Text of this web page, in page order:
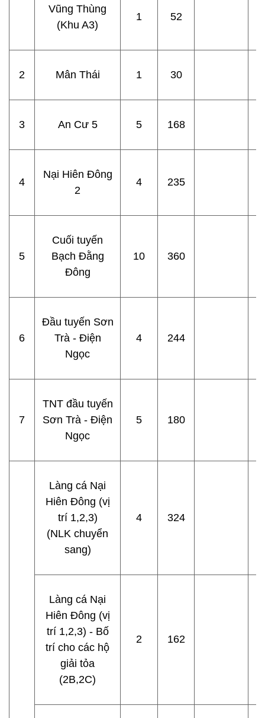
Vũng Thùng
(Khu A3)
1 52
2 Mân Thái 1 30
3 An Cư 5 5 168
4
Nại Hiên Đông
2
4 235
5
Cuối tuyến
Bạch Đằng
Đông
10 360
6
Đầu tuyến Sơn
Trà - Điện
Ngọc
4 244
7
TNT đầu tuyến
Sơn Trà - Điện
Ngọc
5 180
Làng cá Nại
Hiên Đông (vị
trí 1,2,3)
(NLK chuyển
sang)
4 324
Làng cá Nại
Hiên Đông (vị
trí 1,2,3) - Bố
trí cho các hộ
giải tỏa
(2B,2C)
2 162